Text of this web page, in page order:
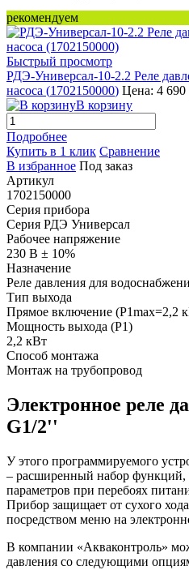
рекомендуем
Быстрый просмотр
РДЭ-Универсал-10-2.2 Реле
насоса (1702150000) Цена: 4 690
В корзину
Подробнее
Купить в 1 клик Сравнение
В избранное Под заказ
Артикул
1702150000
Серия прибора
Серия РДЭ Универсал
Рабочее напряжение
230 В ± 10%
Назначение
Реле давления для
Тип выхода
Прямое включение (P1max=2,2
Мощность выхода (P1)
2,2 кВт
Способ монтажа
Монтаж на трубопровод
Электронное реле
G1/2''
У этого программируемого
– расширенный набор функций,
параметров при перебоях
Прибор защищает от сухого
посредством меню на
В компании «Акваконтроль»
давления со следующими